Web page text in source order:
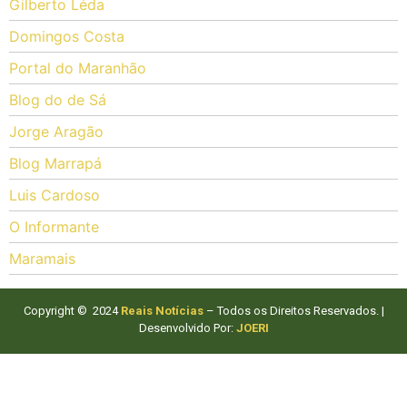
Gilberto Léda
Domingos Costa
Portal do Maranhão
Blog do de Sá
Jorge Aragão
Blog Marrapá
Luis Cardoso
O Informante
Maramais
Copyright © 2024 Reais Notícias– Todos os Direitos Reservados. |
Desenvolvido Por: JOERI